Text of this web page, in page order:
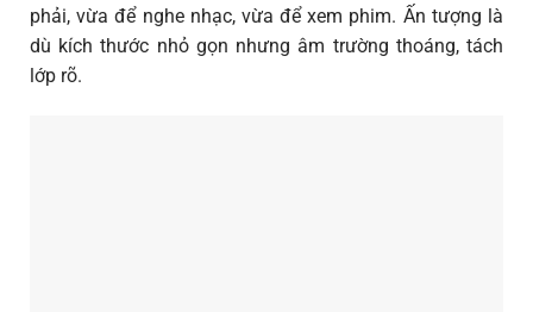
phải, vừa để nghe nhạc, vừa để xem phim. Ấn tượng là
dù kích thước nhỏ gọn nhưng âm trường thoáng, tách
lớp rõ.